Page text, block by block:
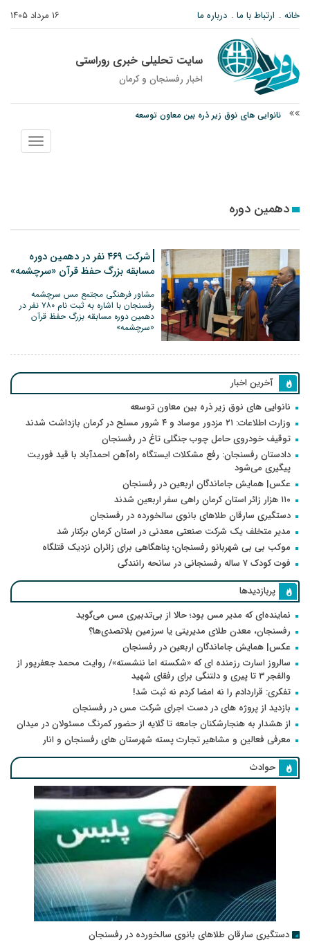
۱۶ مرداد ۱۴۰۵ خانه ارتباط با ما درباره ما
سایت تحلیلی خبری روراستی
اخبار رفسنجان و كرمان
نانوایی های نوق زیر ذره بین معاون توسعه
نمایش
منو
دهمین دوره
شرکت ۴۶۹ نفر در دهمین دوره
مسابقه بزرگ حفظ قرآن «سرچشمه»
مشاور فرهنگی مجتمع مس سرچشمه
رفسنجان با اشاره به ثبت نام ۷۸۰ نفر در
دهمین دوره مسابقه بزرگ حفظ قرآن
«سرچشمه»
آخرین اخبار
نانوایی های نوق زیر ذره بین معاون توسعه
وزارت اطلاعات: ۲۱ مزدور موساد و ۴ شرور مسلح در کرمان بازداشت شدند
توقیف خودروی حامل چوب جنگلی تاغ در رفسنجان
دادستان رفسنجان: رفع مشکلات ایستگاه راه‌آهن احمدآباد با قید فوریت
پیگیری می‌شود
عکس| همایش جاماندگان اربعین در رفسنجان
۱۱۰ هزار زائر استان کرمان راهی سفر اربعین شدند
دستگیری سارقان طلاهای بانوی سالخورده در رفسنجان
مدیر متخلف یک شرکت صنعتی معدنی در استان کرمان برکنار شد
موکب بی بی شهربانو رفسنجان؛ پناهگاهی برای زائران نزدیک قتلگاه
فوت کودک ۷ ساله رفسنجانی در سانحه رانندگی
پربازدیدها
نماینده‌ای که مدیر مس بود؛ حالا از بی‌تدبیری مس می‌گوید
رفسنجان، معدن طلای مدیریتی یا سرزمین بلاتصدی‌ها؟
عکس| همایش جاماندگان اربعین در رفسنجان
سالروز اسارت رزمنده ای که «شکسته اما ننشسته»/ روایت محمد جعفرپور از
والفجر ۳ تا پیری و دلتنگی برای رفقای شهید
تفکری: قراردادم را نه امضا کردم نه ثبت شد!
بازدید از پروژه های در دست اجرای شرکت مس در رفسنجان
از هشدار به هنجارشکنان جامعه تا گلایه از حضور کمرنگ مسئولان در میدان
معرفی فعالین و مشاهیر تجارت پسته شهرستان های رفسنجان و انار
حوادث
دستگیری سارقان طلاهای بانوی سالخورده در رفسنجان